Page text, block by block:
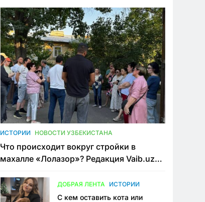
ИСТОРИИ НОВОСТИ УЗБЕКИСТАНА
Что происходит вокруг стройки в
махалле «Лолазор»? Редакция Vaib.uz
конфликта
ДОБРАЯ ЛЕНТА ИСТОРИИ
С кем оставить кота или